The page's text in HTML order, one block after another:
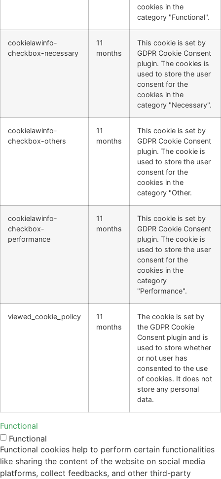
cookies in the
category "Functional".
cookielawinfo-
checkbox-necessary
11
months
This cookie is set by
GDPR Cookie Consent
plugin. The cookies is
used to store the user
consent for the
cookies in the
category "Necessary".
cookielawinfo-
checkbox-others
11
months
This cookie is set by
GDPR Cookie Consent
plugin. The cookie is
used to store the user
consent for the
cookies in the
category "Other.
cookielawinfo-
checkbox-
performance
11
months
This cookie is set by
GDPR Cookie Consent
plugin. The cookie is
used to store the user
consent for the
cookies in the
category
"Performance".
viewed_cookie_policy
11
months
The cookie is set by
the GDPR Cookie
Consent plugin and is
used to store whether
or not user has
consented to the use
of cookies. It does not
store any personal
data.
Functional
Functional
Functional cookies help to perform certain functionalities
like sharing the content of the website on social media
platforms, collect feedbacks, and other third-party